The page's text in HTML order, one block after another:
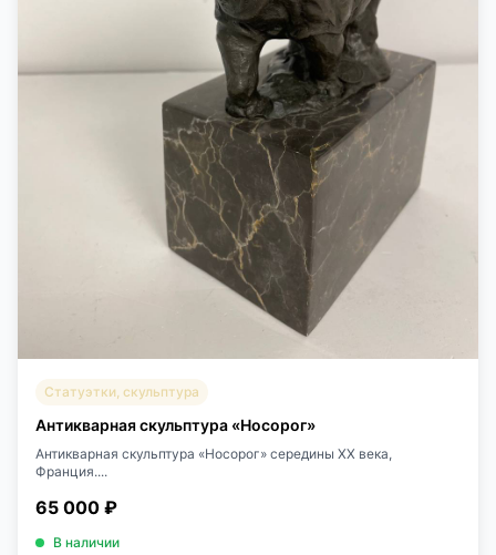
Статуэтки, скульптура
Антикварная скульптура «Носорог»
Антикварная скульптура «Носорог» середины XX века,
Франция....
65 000 ₽
В наличии